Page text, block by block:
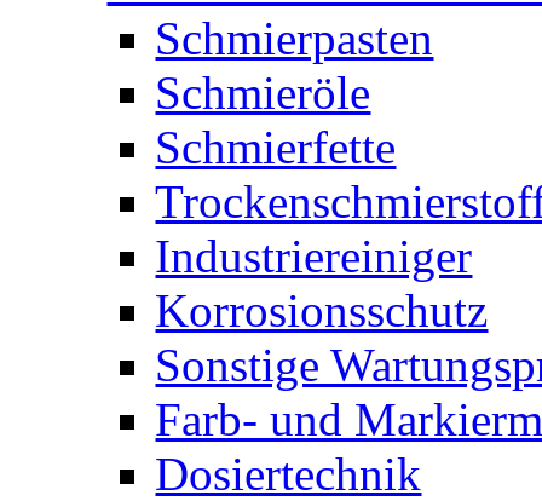
Schmierpasten
Schmieröle
Schmierfette
Industriereiniger
Korrosionsschutz
Sonstige
Farb- und
Dosiertechnik